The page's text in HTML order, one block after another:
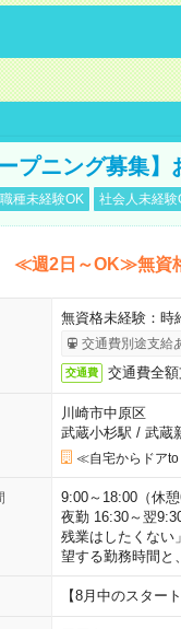
ープニング募集
職種未経験OK 社会人未経験
≪週2日～OK≫無資
無資格未経験：
交通費別途支給
交通費 交通費全
川崎市中原区
武蔵小杉駅 / 武蔵
≪自宅からドアto
9:00～18:00（休
夜勤 16:30～翌
残業はしたくない
望する勤務時間と
【8月中のスター